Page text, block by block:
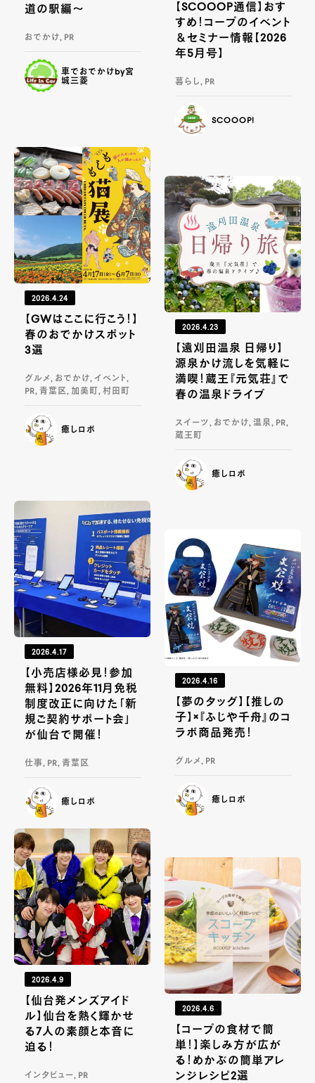
道の駅編～
おでかけ, PR
車でおでかけby宮
城三菱
【SCOOOP通信】おす
すめ！コープのイベント
＆セミナー情報【2026
年5月号】
暮らし, PR
SCOOOP!
2026.4.24
【GWはここに行こう！】
春のおでかけスポット
3選
グルメ, おでかけ, イベント,
PR, 青葉区, 加美町, 村田町
癒しロボ
2026.4.23
【遠刈田温泉 日帰り】
源泉かけ流しを気軽に
満喫！蔵王『元気荘』で
春の温泉ドライブ
スイーツ, おでかけ, 温泉, PR,
蔵王町
癒しロボ
2026.4.17
【小売店様必見！参加
無料】2026年11月免税
制度改正に向けた「新
規ご契約サポート会」
が仙台で開催！
仕事, PR, 青葉区
癒しロボ
2026.4.16
【夢のタッグ】【推しの
子】×『ふじや千舟』のコ
ラボ商品発売！
グルメ, PR
癒しロボ
2026.4.9
【仙台発メンズアイド
ル】仙台を熱く輝かせ
る7人の素顔と本音に
迫る！
インタビュー, PR
2026.4.6
【コープの食材で簡
単！】楽しみ方が広が
る！めかぶの簡単アレ
ンジレシピ2選